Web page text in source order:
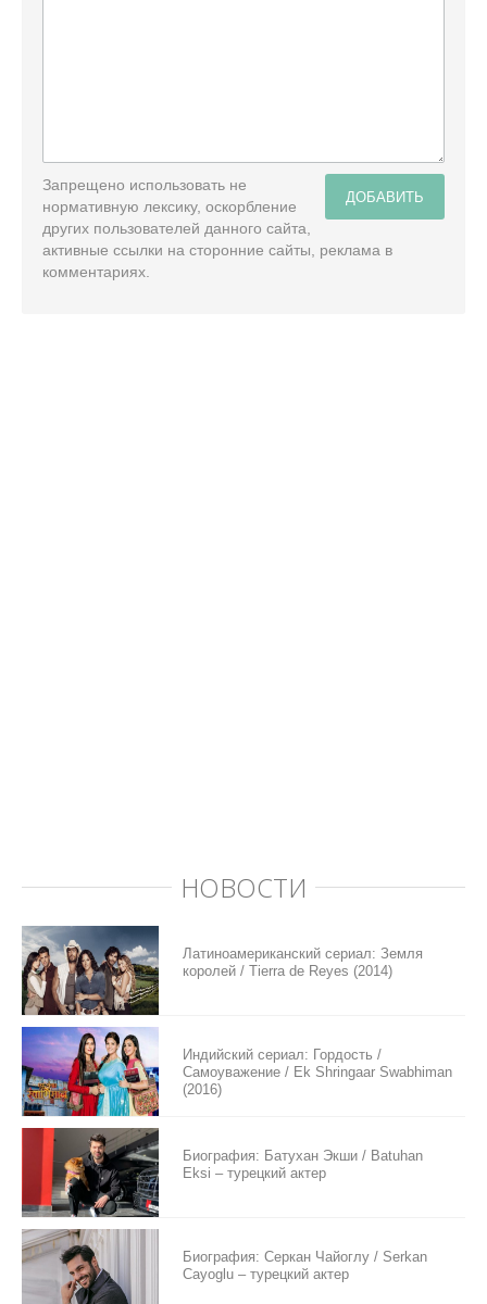
ДОБАВИТЬ
Запрещено использовать не
нормативную лексику, оскорбление
других пользователей данного сайта,
активные ссылки на сторонние сайты, реклама в
комментариях.
НОВОСТИ
Латиноамериканский сериал: Земля
королей / Tierra de Reyes (2014)
Индийский сериал: Гордость /
Самоуважение / Ek Shringaar Swabhiman
(2016)
Биография: Батухан Экши / Batuhan
Eksi – турецкий актер
Биография: Серкан Чайоглу / Serkan
Cayoglu – турецкий актер